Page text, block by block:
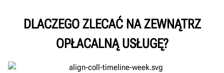
DLACZEGO ZLECAĆ NA ZEWNĄTRZ
OPŁACALNĄ USŁUGĘ?